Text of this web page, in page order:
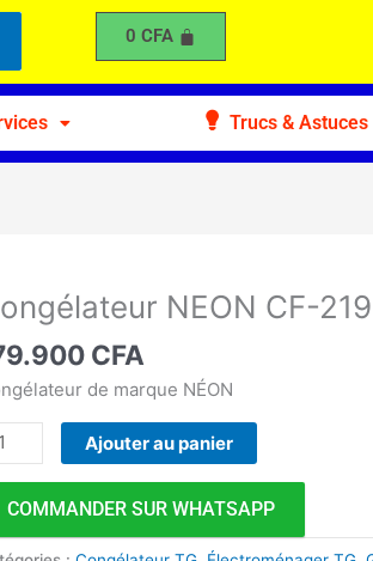
0 CFA
Trucs & Astuces
NEON CF-219
CFA
de marque NÉON
Ajouter au panier
COMMANDER SUR WHATSAPP